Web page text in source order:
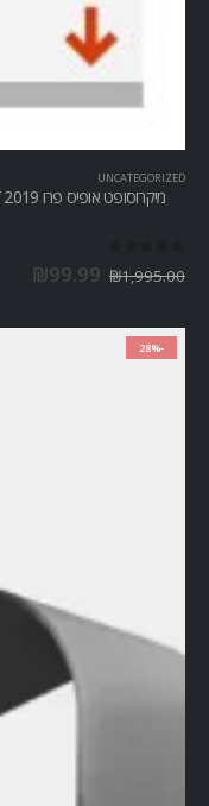
UNCATEGORIZED
₪1,995.00
₪99.99
-28%